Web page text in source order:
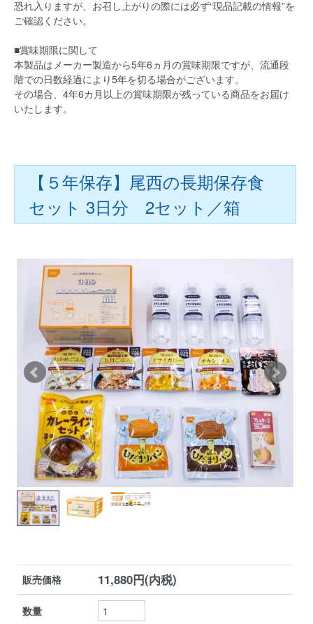
恐れ入りますが、お召し上がりの際には必ず“現品記載の情報”を
ご確認ください。
■賞味期限に関して
本製品はメーカー製造から5年6ヵ月の賞味期限ですが、流通段
階での日数経過により5年を切る場合がございます。
その場合、4年6カ月以上の賞味期限が残っている商品をお届け
いたします。
【５年保存】尾西の長期保存食
セット 3日分 2セット／箱
販売価格 11,880円(内税)
数量